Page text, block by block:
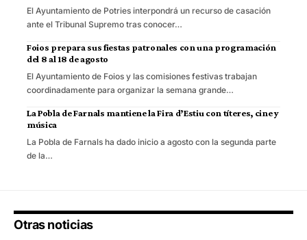
El Ayuntamiento de Potries interpondrá un recurso de casación
ante el Tribunal Supremo tras conocer…
Foios prepara sus fiestas patronales con una programación
del 8 al 18 de agosto
El Ayuntamiento de Foios y las comisiones festivas trabajan
coordinadamente para organizar la semana grande…
La Pobla de Farnals mantiene la Fira d’Estiu con títeres, cine y
música
La Pobla de Farnals ha dado inicio a agosto con la segunda parte
de la…
Otras noticias